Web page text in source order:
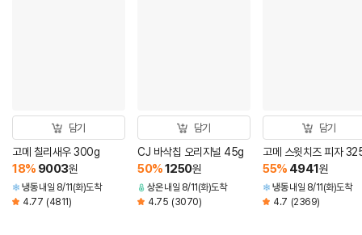
담기
18% 9003원
고메 칠리새우 300g
냉동 내일 8/11(화)도착
4.77 (4811)
담기
50%1250원
CJ 바삭칩 오리지널 45g
상온 내일 8/11(화)도착
4.75 (3070)
담기
55% 4941원
고메 스윗치즈 피자
냉동 내일 8/11(화)도착
4.7 (2369)